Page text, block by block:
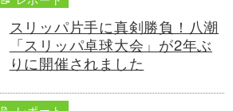
スリッパ片手に真剣勝負！八潮
「スリッパ卓球大会」が2年ぶ
りに開催されました